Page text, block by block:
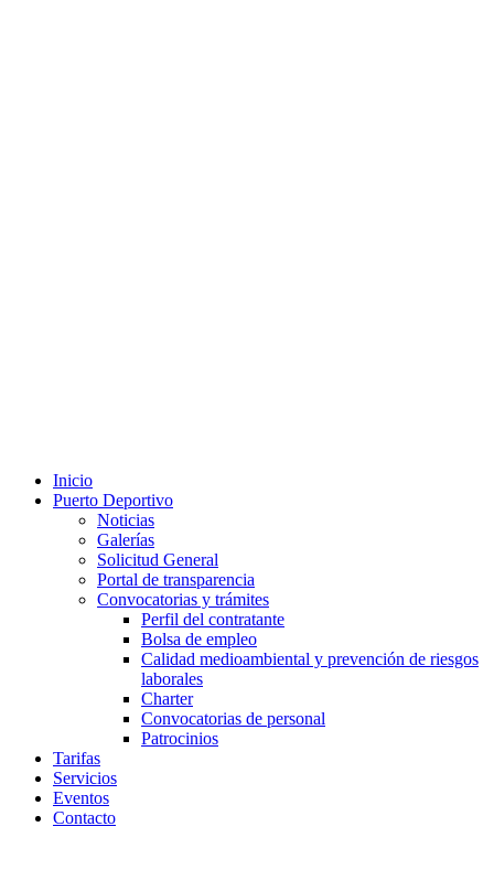
Inicio
Puerto Deportivo
Noticias
Galerías
Solicitud General
Portal de transparencia
Convocatorias y trámites
Perfil del contratante
Bolsa de empleo
Calidad medioambiental y prevención de riesgos
laborales
Charter
Convocatorias de personal
Patrocinios
Tarifas
Servicios
Eventos
Contacto